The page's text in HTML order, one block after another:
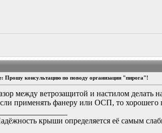
Прошу консультацию по поводу организации "пирога"!
между ветрозащитой и настилом делать
применять фанеру или ОСП, то хорошего
крыши определяется её самым